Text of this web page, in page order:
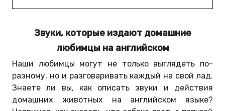
Звуки, которые издают домашние
любимцы на английском
Наши любимцы могут не только выглядеть по-
разному, но и разговаривать каждый на свой лад.
Знаете ли вы, как описать звуки и действия
домашних животных на английском языке?